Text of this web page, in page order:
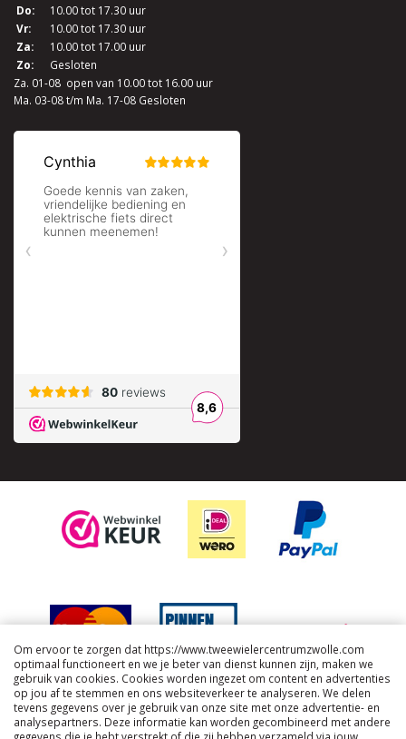
Do:
10.00 tot 17.30 uur
Vr:
10.00 tot 17.30 uur
Za:
10.00 tot 17.00 uur
Zo:
Gesloten
Za. 01-08 open van 10.00 tot 16.00 uur
Ma. 03-08 t/m Ma. 17-08 Gesloten
Om ervoor te zorgen dat https://www.tweewielercentrumzwolle.com
optimaal functioneert en we je beter van dienst kunnen zijn, maken we
gebruik van cookies. Cookies worden ingezet om content en advertenties
op jou af te stemmen en ons websiteverkeer te analyseren. We delen
tevens gegevens over je gebruik van onze site met onze advertentie- en
analysepartners. Deze informatie kan worden gecombineerd met andere